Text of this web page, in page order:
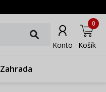
Konto Košík
0
Zahrada